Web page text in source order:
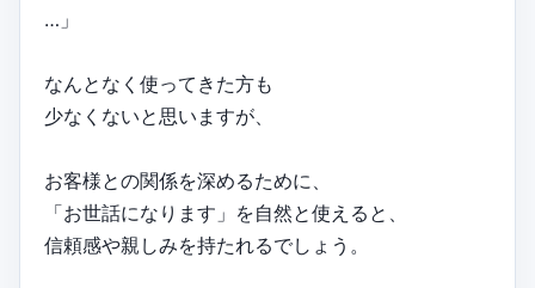
…」
なんとなく使ってきた方も
少なくないと思いますが、
お客様との関係を深めるために、
「お世話になります」を自然と使えると、
信頼感や親しみを持たれるでしょう。